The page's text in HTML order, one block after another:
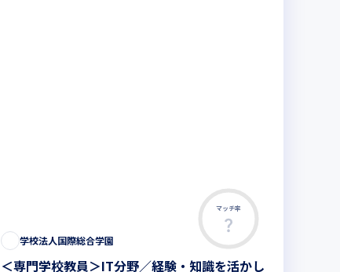
マッチ率
学校法人国際総合学園
＜専門学校教員＞IT分野／経験・知識を活かし